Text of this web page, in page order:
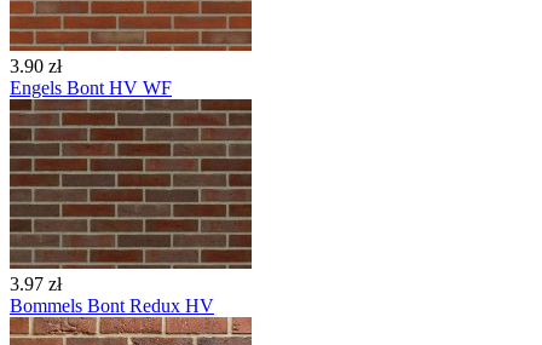
3.90 zł
Engels Bont HV WF
3.97 zł
Bommels Bont Redux HV